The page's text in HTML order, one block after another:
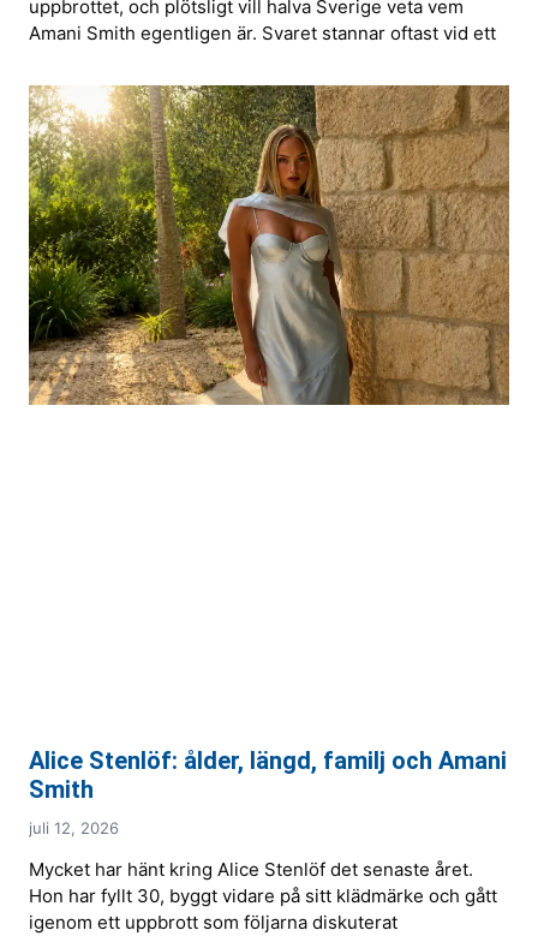
uppbrottet, och plötsligt vill halva Sverige veta vem
Amani Smith egentligen är. Svaret stannar oftast vid ett
Alice Stenlöf: ålder, längd, familj och Amani
Smith
juli 12, 2026
Mycket har hänt kring Alice Stenlöf det senaste året.
Hon har fyllt 30, byggt vidare på sitt klädmärke och gått
igenom ett uppbrott som följarna diskuterat